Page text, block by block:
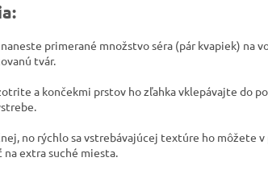
primerané množstvo séra (pár kvapiek) na
tvár.
a končekmi prstov ho zľahka vklepávajte do
no rýchlo sa vstrebávajúcej textúre ho môžete v
extra suché miesta.